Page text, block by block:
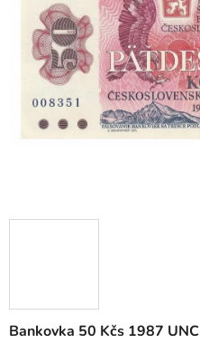
Bankovka 50 Kčs 1987 UNC